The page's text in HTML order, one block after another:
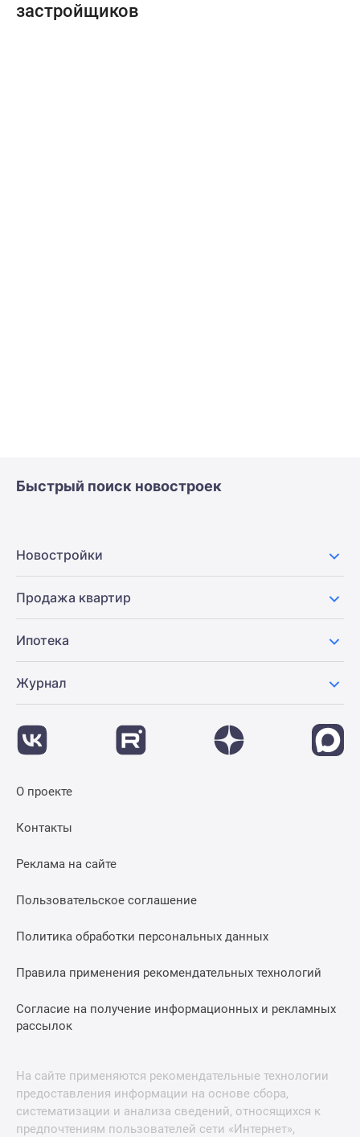
застройщиков
Быстрый поиск новостроек
Новостройки
Продажа квартир
Ипотека
Журнал
О проекте
Контакты
Реклама на сайте
Пользовательское соглашение
Политика обработки персональных данных
Правила применения рекомендательных технологий
Согласие на получение информационных и рекламных
рассылок
На сайте применяются рекомендательные технологии
предоставления информации на основе сбора,
систематизации и анализа сведений, относящихся к
предпочтениям пользователей сети «Интернет»,